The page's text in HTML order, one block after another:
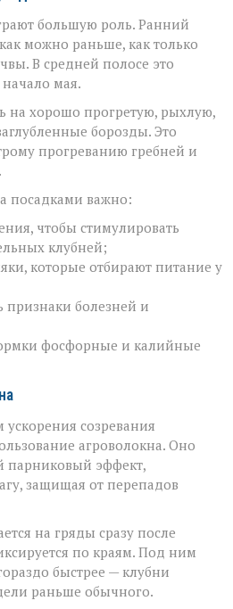
большую роль. Ранний
можно раньше, как только
В средней полосе это
мая.
на хорошо прогретую, рыхлую,
борозды. Это
прогреванию гребней и
посадками важно:
чтобы стимулировать
клубней;
которые отбирают питание у
признаки болезней и
фосфорные и калийные
созревания
агроволокна. Оно
парниковый эффект,
защищая от перепадов
на гряды сразу после
по краям. Под ним
быстрее — клубни
раньше обычного.